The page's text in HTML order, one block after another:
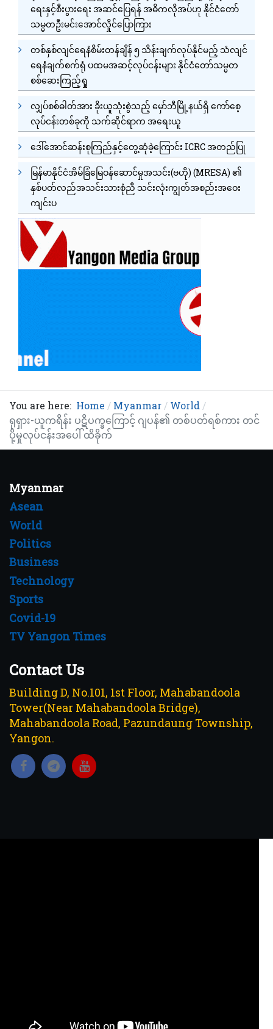
ရေးနှင့်စီးပွားရေး အဆင်ပြေရန် အဓိကလိုအပ်ဟု နိုင်ငံတော်
သမ္မတဦးမင်းအောင်လှိုင်ပြောကြား
တစ်နှစ်လျင်ရေနံစိမ်းတန်ချိန် ၅ သိန်းချက်လုပ်နိုင်မည့် သံလျင်
ရေနံချက်စက်ရုံ ပထမအဆင့်လုပ်ငန်းများ နိုင်ငံတော်သမ္မတ
စစ်ဆေးကြည့်ရှု
လျှပ်စစ်ဓါတ်အား ခိုးယူသုံးစွဲသည့် မှော်ဘီမြို့နယ်ရှိ ကော်စေ့
လုပ်ငန်းတစ်ခုကို သက်ဆိုင်ရာက အရေးယူ
ဒေါ်အောင်ဆန်းစုကြည်နှင့်တွေ့ဆုံခဲ့ကြောင်း ICRC အတည်ပြု
မြန်မာနိုင်ငံအိမ်ခြံမြေဝန်ဆောင်မှုအသင်း(ဗဟို) (MRESA) ၏
နှစ်ပတ်လည်အသင်းသားစုံညီ သင်းလုံးကျွတ်အစည်းအဝေး
ကျင်းပ
You are here: Home Myanmar
World
ရုရှား-ယူကရိန်း ပဋိပက္ခကြောင့် ဂျပန်၏ တစ်ပတ်ရစ်ကား တင်
ပို့မှုလုပ်ငန်းအပေါ် ထိခိုက်
Myanmar
Asean
World
Politics
Business
Technology
Sports
Covid-19
TV Yangon Times
Contact Us
Building D, No.101, 1st Floor, Mahabandoola
Tower(Near Mahabandoola Bridge),
Mahabandoola Road, Pazundaung Township,
Yangon.
Copyright © 2023 Yangon Media Group Co., Ltd. All